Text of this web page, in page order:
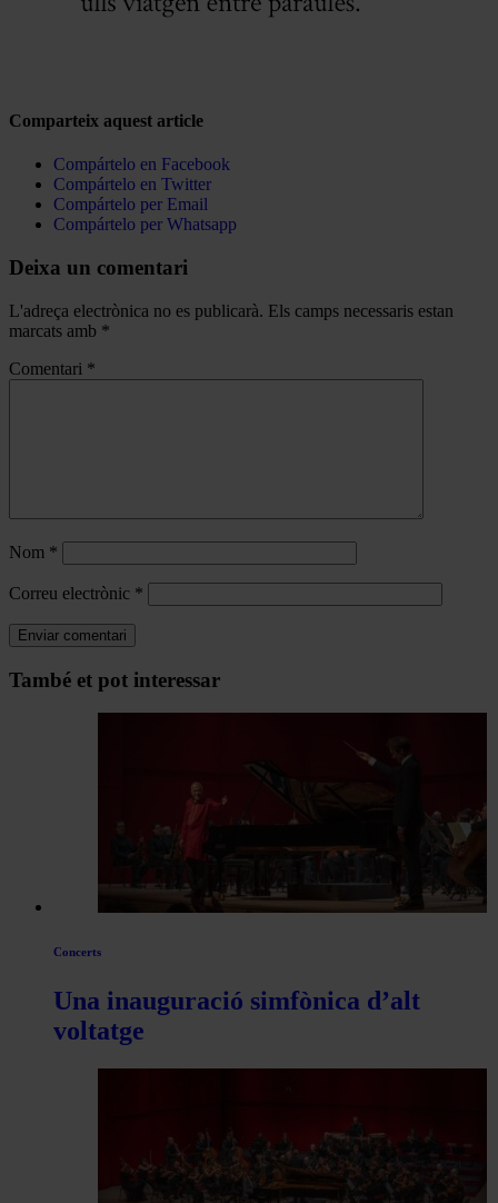
Comparteix aquest article
Compártelo en Facebook
Compártelo en Twitter
Compártelo per Email
Compártelo per Whatsapp
Deixa un comentari
L'adreça electrònica no es publicarà. Els camps necessaris estan
marcats amb *
Comentari *
Nom *
Correu electrònic *
Navegar
També et pot interessar
Concerts
Una inauguració simfònica d’alt
voltatge